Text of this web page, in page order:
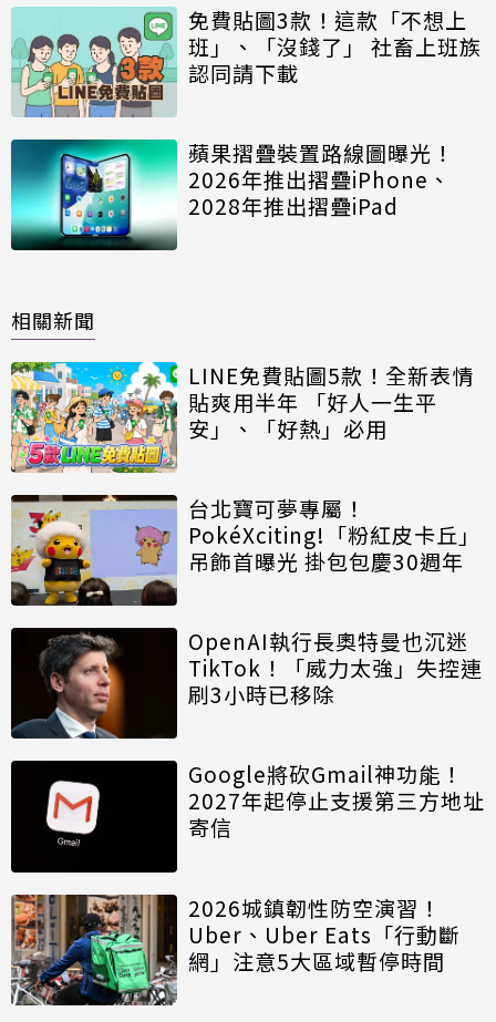
免費貼圖3款！這款「不想上
班」、「沒錢了」 社畜上班族
認同請下載
蘋果摺疊裝置路線圖曝光！
2026年推出摺疊iPhone、
2028年推出摺疊iPad
相關新聞
LINE免費貼圖5款！全新表情
貼爽用半年 「好人一生平
安」、「好熱」必用
台北寶可夢專屬！
PokéXciting!「粉紅皮卡丘」
吊飾首曝光 掛包包慶30週年
OpenAI執行長奧特曼也沉迷
TikTok！「威力太強」失控連
刷3小時已移除
Google將砍Gmail神功能！
2027年起停止支援第三方地址
寄信
2026城鎮韌性防空演習！
Uber、Uber Eats「行動斷
網」注意5大區域暫停時間